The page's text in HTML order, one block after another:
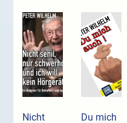
Nicht
Du mich